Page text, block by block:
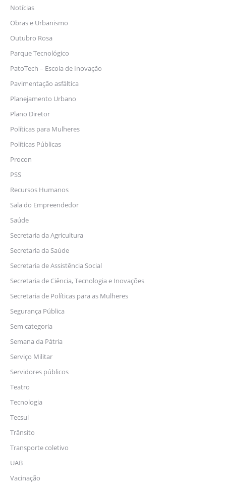
Notícias
Obras e Urbanismo
Outubro Rosa
Parque Tecnológico
PatoTech – Escola de Inovação
Pavimentação asfáltica
Planejamento Urbano
Plano Diretor
Políticas para Mulheres
Políticas Públicas
Procon
PSS
Recursos Humanos
Sala do Empreendedor
Saúde
Secretaria da Agricultura
Secretaria da Saúde
Secretaria de Assistência Social
Secretaria de Ciência, Tecnologia e Inovações
Secretaria de Políticas para as Mulheres
Segurança Pública
Sem categoria
Semana da Pátria
Serviço Militar
Servidores públicos
Teatro
Tecnologia
Tecsul
Trânsito
Transporte coletivo
UAB
Vacinação